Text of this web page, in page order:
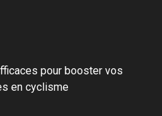
pour booster vos
en cyclisme